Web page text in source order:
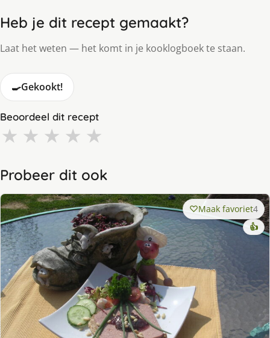
Heb je dit recept gemaakt?
Laat het weten — het komt in je kooklogboek te staan.
🍳Gekookt!
Beoordeel dit recept
★ ★ ★ ★ ★
Probeer dit ook
Maak favoriet4
👍